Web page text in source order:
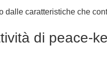
dalle caratteristiche che
di peace-